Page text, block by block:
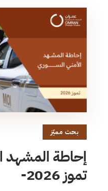
بحث مميّز
إحاطة المشهد
تموز 2026-